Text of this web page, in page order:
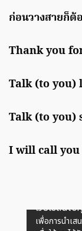
ก่อนวางสายก็ต้
Thank you
Talk (to you)
Talk (to you)
I will call